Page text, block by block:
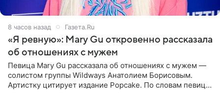
8 часов назад Газета.Ru
«Я ревную»: Mary Gu откровенно рассказала
об отношениях с мужем
Певица Mary Gu рассказала об отношениях с мужем —
солистом группы Wildways Анатолием Борисовым.
Артистку цитирует издание Popcake. По словам певицы,